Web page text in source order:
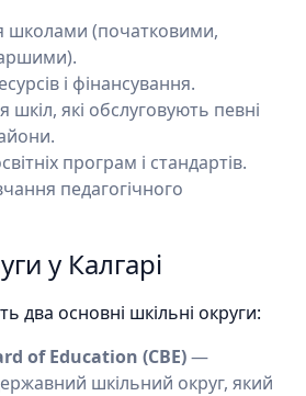
школами (початковими,
і фінансування.
шкіл, які обслуговують певні
програм і стандартів.
педагогічного
у Калгарі
два основні шкільні округи:
of Education (CBE)—
шкільний округ, який